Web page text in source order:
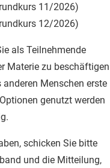
11/2026)
12/2026)
als Teilnehmende
Materie zu beschäftigen
Menschen erste
genutzt werden
schicken Sie bitte
und die Mitteilung,